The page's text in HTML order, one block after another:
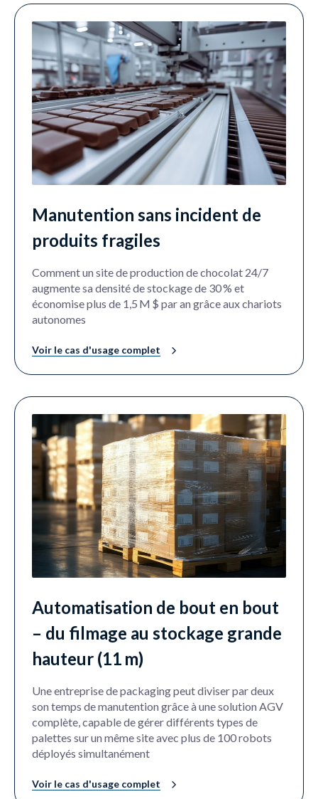
Manutention sans incident de
produits fragiles
Comment un site de production de chocolat 24/7
augmente sa densité de stockage de 30 % et
économise plus de 1,5 M $ par an grâce aux chariots
autonomes
Voir le cas d'usage complet
Automatisation de bout en bout
– du filmage au stockage grande
hauteur (11 m)
Une entreprise de packaging peut diviser par deux
son temps de manutention grâce à une solution AGV
complète, capable de gérer différents types de
palettes sur un même site avec plus de 100 robots
déployés simultanément
Voir le cas d'usage complet